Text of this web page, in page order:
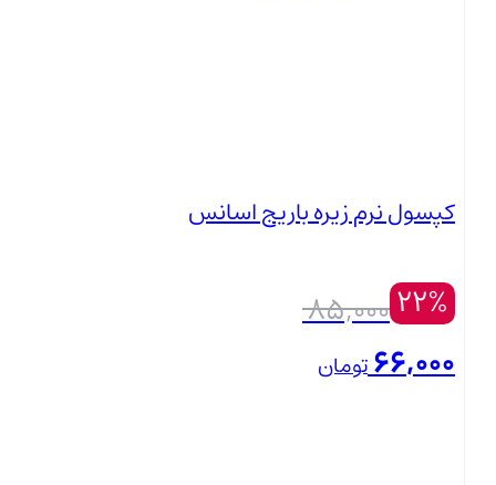
کپسول نرم زیره باریج اسانس
22%
85,000
66,000تومان